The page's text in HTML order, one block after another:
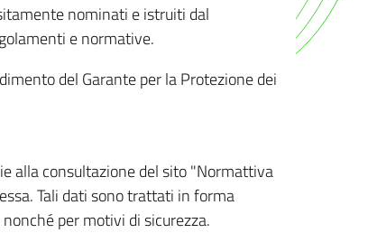
nominati e istruiti dal
e normative.
del Garante per la Protezione dei
alla consultazione del sito "Normattiva
Tali dati sono trattati in forma
per motivi di sicurezza.